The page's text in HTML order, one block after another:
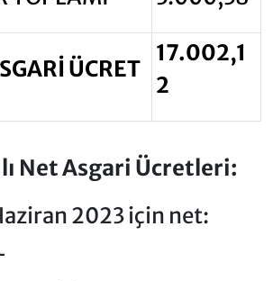
ÜCRET
17.002,1
2
Net Asgari Ücretleri:
2023 için net: